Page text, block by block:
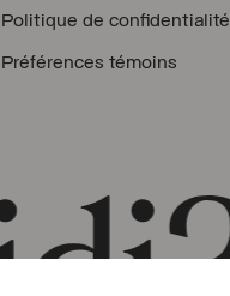
Politique de confidentialité
Préférences témoins